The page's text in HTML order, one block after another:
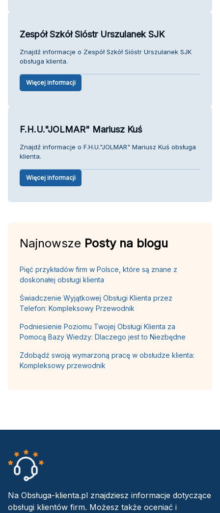
Zespół Szkół Sióstr Urszulanek SJK
Znajdź informacje o Zespół Szkół Sióstr Urszulanek SJK
obsługa klienta.
Więcej informacji
F.H.U."JOLMAR" Mariusz Kuś
Znajdź informacje o F.H.U."JOLMAR" Mariusz Kuś obsługa
klienta.
Więcej informacji
Najnowsze Posty na blogu
Pięć przykładów firm w Polsce, które są znane z
doskonałej obsługi klienta
Świadczenie Wyjątkowej Obsługi Klienta przez
Telefon: Kompleksowy Przewodnik
Podniesienie Poziomu Twojej Obsługi Klienta za
Pomocą Bazy Wiedzy: Dlaczego jest to Niezbędne
Zdobądź swoją wymarzoną pracę w obsłudze klienta:
Kompleksowy przewodnik
Na Obsługa-klienta.pl znajdziesz informacje dotyczące
obsługi klientów firm. Możesz także oceniać i